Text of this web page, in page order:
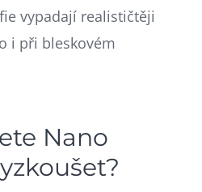
vypadají realističtěji
i při bleskovém
Nano